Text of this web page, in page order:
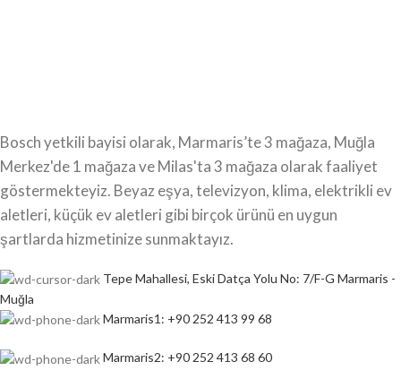
Bosch yetkili bayisi olarak, Marmaris’te 3 mağaza, Muğla
Merkez'de 1 mağaza ve Milas'ta 3 mağaza olarak faaliyet
göstermekteyiz. Beyaz eşya, televizyon, klima, elektrikli ev
aletleri, küçük ev aletleri gibi birçok ürünü en uygun
şartlarda hizmetinize sunmaktayız.
Tepe Mahallesi, Eski Datça Yolu No: 7/F-G Marmaris -
Muğla
Marmaris1: +90 252 413 99 68
Marmaris2: +90 252 413 68 60